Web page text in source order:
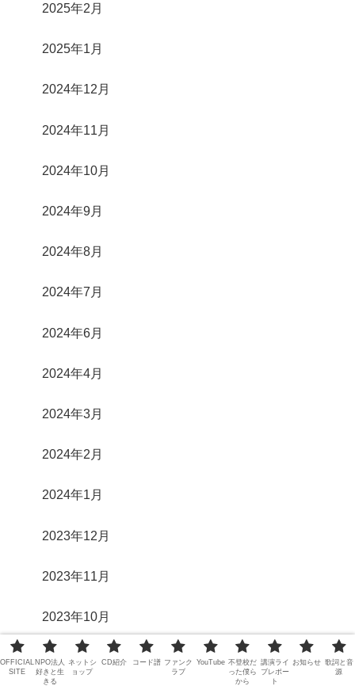
2025年2月
2025年1月
2024年12月
2024年11月
2024年10月
2024年9月
2024年8月
2024年7月
2024年6月
2024年4月
2024年3月
2024年2月
2024年1月
2023年12月
2023年11月
2023年10月
2023年9月
OFFICIAL
SITE
NPO法人
好きと生
きる
ネットシ
ョップ
CD紹介 コード譜 ファンク
ラブ
YouTube 不登校だ
った僕ら
から
講演ライ
ブレポー
ト
お知らせ 歌詞と音
源